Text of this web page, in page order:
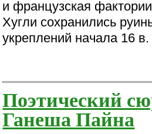
и французская
Хугли сохранились
укреплений начала 16 в.
Поэтический
Ганеша Пайна